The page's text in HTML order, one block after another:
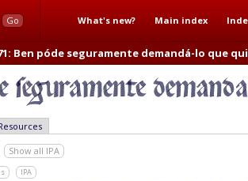
Go What's new? Main index
: Ben póde seguramente demandá-lo que
Show all IPA
IPA